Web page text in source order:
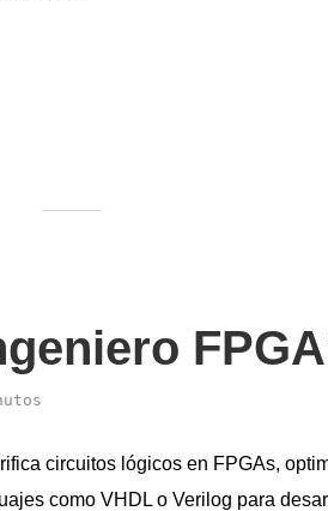
circuitos lógicos en FPGAs,
como VHDL o Verilog para